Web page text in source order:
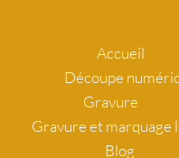
Accueil
Découpe
Gravure
Gravure et marquage
Blog